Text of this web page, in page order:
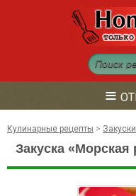
≡
Кулинарные рецепты > Закуски
Закуска «Морская